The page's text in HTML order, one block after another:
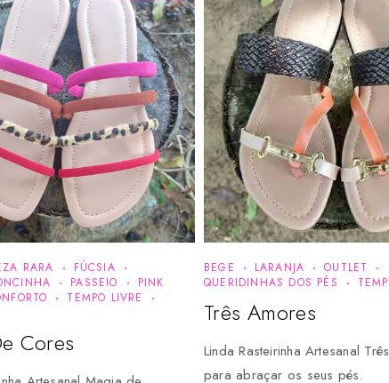
RARA
FÚCSIA
PASSEIO
PINK
TEMPO LIVRE
Cores
BEGE LARANJA
OUTLET
QUERIDINHAS DOS PÉS
Três Amores
Linda Rasteirinha Artesanal
para abraçar os seus pés.